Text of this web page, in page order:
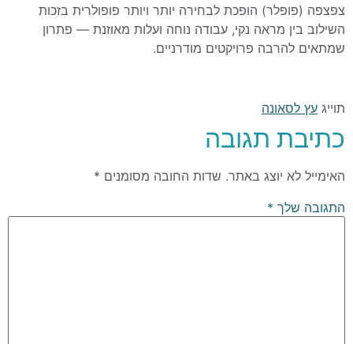
צפצפה (פופלר) הופכת לבחירה יותר ויותר פופולרית בזכות
השילוב בין מראה נקי, עבודה נוחה ועלות מאוזנת — פתרון
שמתאים להרבה פרויקטים מודרניים.
תוייג עץ לסאונה
כתיבת תגובה
האימייל לא יוצג באתר. שדות החובה מסומנים *
התגובה שלך *